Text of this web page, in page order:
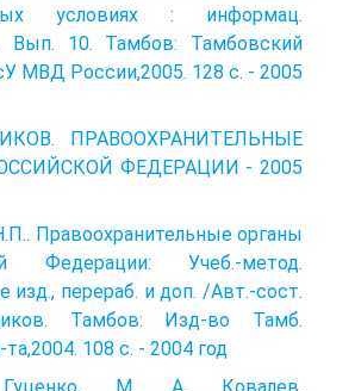
условиях : информац.
Вып. 10. Тамбов: Тамбовский
МВД России,2005. 128 с. - 2005
ПРАВООХРАНИТЕЛЬНЫЕ
ФЕДЕРАЦИИ - 2005
Правоохранительные органы
Федерации: Учеб.-метод.
изд., перераб. и доп. /Авт.-сост.
Тамбов: Изд-во Тамб.
та,2004. 108 с. - 2004 год